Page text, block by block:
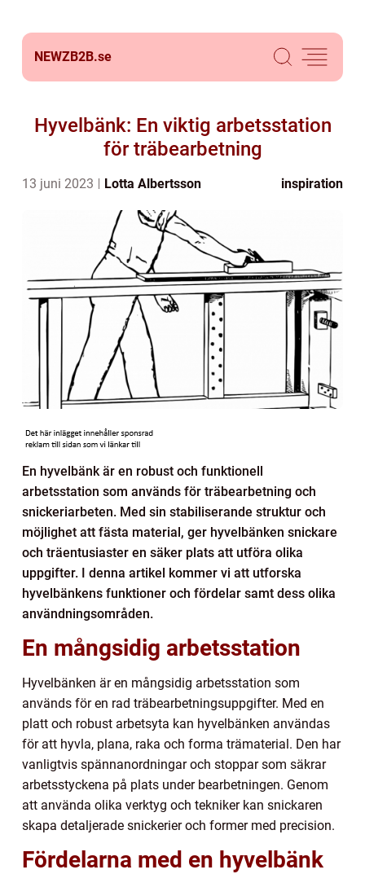
NEWZB2B.se
Hyvelbänk: En viktig arbetsstation
för träbearbetning
13 juni 2023 Lotta Albertsson inspiration
En hyvelbänk är en robust och funktionell
arbetsstation som används för träbearbetning och
snickeriarbeten. Med sin stabiliserande struktur och
möjlighet att fästa material, ger hyvelbänken snickare
och träentusiaster en säker plats att utföra olika
uppgifter. I denna artikel kommer vi att utforska
hyvelbänkens funktioner och fördelar samt dess olika
användningsområden.
En mångsidig arbetsstation
Hyvelbänken är en mångsidig arbetsstation som
används för en rad träbearbetningsuppgifter. Med en
platt och robust arbetsyta kan hyvelbänken användas
för att hyvla, plana, raka och forma trämaterial. Den har
vanligtvis spännanordningar och stoppar som säkrar
arbetsstyckena på plats under bearbetningen. Genom
att använda olika verktyg och tekniker kan snickaren
skapa detaljerade snickerier och former med precision.
Fördelarna med en hyvelbänk